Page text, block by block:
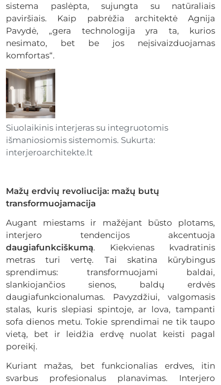
sistema paslėpta, sujungta su natūraliais
paviršiais. Kaip pabrėžia architektė Agnija
Pavydė, „gera technologija yra ta, kurios
nesimato, bet be jos neįsivaizduojamas
komfortas“.
Siuolaikinis interjeras su integruotomis
išmaniosiomis sistemomis. Sukurta:
interjeroarchitekte.lt
Mažų erdvių revoliucija: mažų butų
transformuojamacija
Augant miestams ir mažėjant būsto plotams,
interjero tendencijos akcentuoja
daugiafunkciškumą. Kiekvienas kvadratinis
metras turi vertę. Tai skatina kūrybingus
sprendimus: transformuojami baldai,
slankiojančios sienos, baldų erdvės
daugiafunkcionalumas. Pavyzdžiui, valgomasis
stalas, kuris slepiasi spintoje, ar lova, tampanti
sofa dienos metu. Tokie sprendimai ne tik taupo
vietą, bet ir leidžia erdvę nuolat keisti pagal
poreikį.
Kuriant mažas, bet funkcionalias erdves, itin
svarbus profesionalus planavimas. Interjero